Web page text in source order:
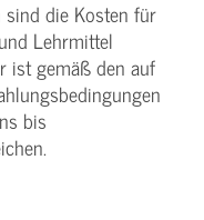
sind die Kosten für
Lehrmittel
ist gemäß den auf
bis